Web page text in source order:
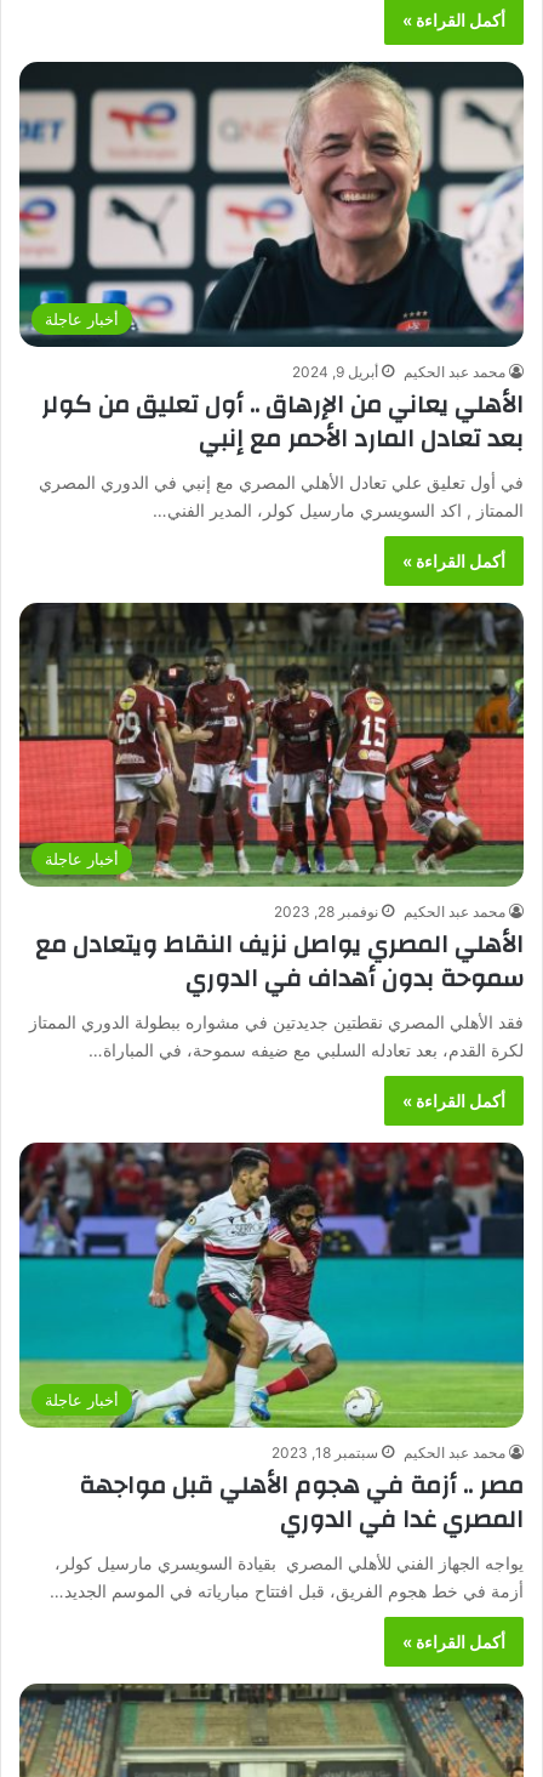
أكمل القراءة »
أخبار عاجلة
محمد عبد الحكيم أبريل 9, 2024
الأهلي يعاني من الإرهاق .. أول تعليق من كولر
بعد تعادل المارد الأحمر مع إنبي
في أول تعليق علي تعادل الأهلي المصري مع إنبي في الدوري المصري
الممتاز , اكد السويسري مارسيل كولر، المدير الفني…
أكمل القراءة »
أخبار عاجلة
محمد عبد الحكيم نوفمبر 28, 2023
الأهلي المصري يواصل نزيف النقاط ويتعادل مع
سموحة بدون أهداف في الدوري
فقد الأهلي المصري نقطتين جديدتين في مشواره ببطولة الدوري الممتاز
لكرة القدم، بعد تعادله السلبي مع ضيفه سموحة، في المباراة…
أكمل القراءة »
أخبار عاجلة
محمد عبد الحكيم سبتمبر 18, 2023
مصر .. أزمة في هجوم الأهلي قبل مواجهة
المصري غدا في الدوري
يواجه الجهاز الفني للأهلي المصري بقيادة السويسري مارسيل كولر،
أزمة في خط هجوم الفريق، قبل افتتاح مبارياته في الموسم الجديد…
أكمل القراءة »